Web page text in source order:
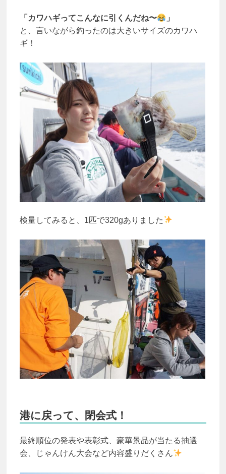
「カワハギってこんなに引くんだね〜
」
と、言いながら釣ったのは大きいサイズのカワハ
ギ！
検量してみると、1匹で320gありました
港に戻って、閉会式！
最終順位の発表や表彰式、豪華景品が当たる抽選
会、じゃんけん大会など内容盛りだくさん